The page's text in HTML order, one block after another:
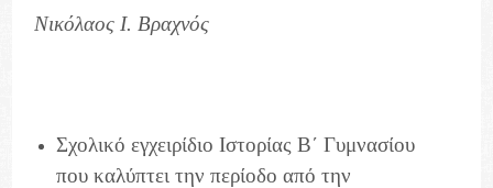
Νικόλαος Ι. Βραχνός
Σχολικό εγχειρίδιο Ιστορίας Β΄ Γυμνασίου
που καλύπτει την περίοδο από την